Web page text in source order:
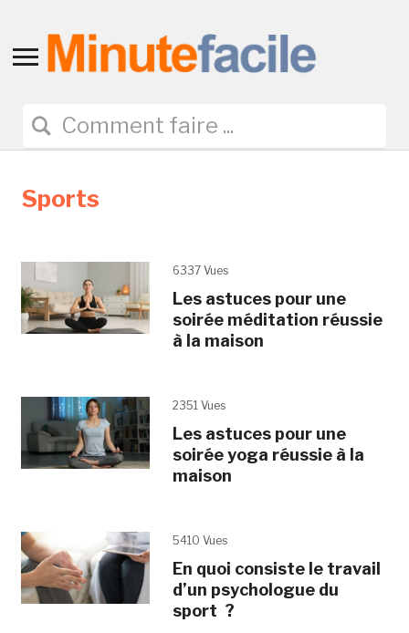
Toggle
navigation
Sports
6337 Vues
Les astuces pour une
soirée méditation réussie
à la maison
2351 Vues
Les astuces pour une
soirée yoga réussie à la
maison
5410 Vues
En quoi consiste le travail
d’un psychologue du
sport ?